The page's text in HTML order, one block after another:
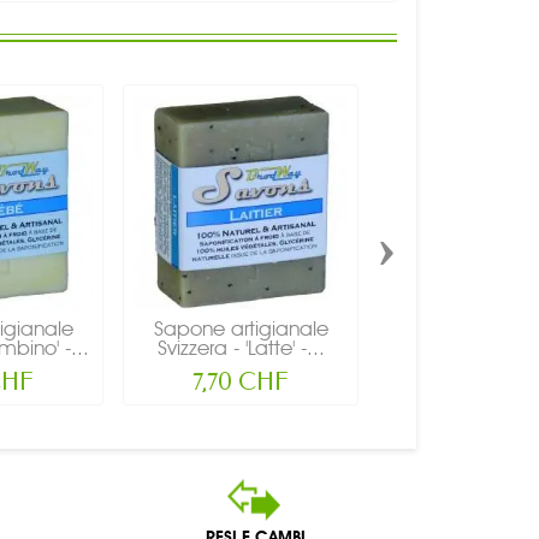
-...
Sapone artigianale
Svizzera - 'Latte' -...
7,70 CHF
›